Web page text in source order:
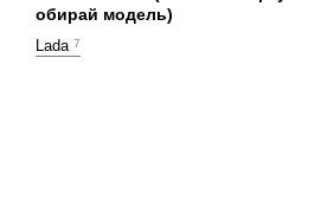
обирай модель)
Lada 7